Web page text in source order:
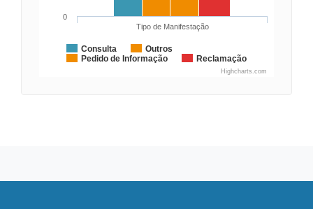
Consulta
Outros
Pedido de Informação
Reclamação
Tipo de Manifestação
0
Highcharts.com